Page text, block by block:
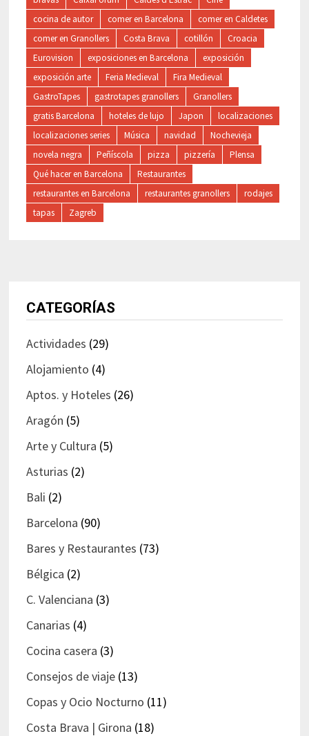
cocina de autor
comer en Barcelona
comer en Caldetes
comer en Granollers
Costa Brava cotillón
Croacia
Eurovision
exposiciones en Barcelona
exposición
exposición arte
Feria Medieval
Fira Medieval
GastroTapes
gastrotapes granollers
Granollers
gratis Barcelona
hoteles de lujo Japon
localizaciones
localizaciones series
Música navidad
Nochevieja
novela negra
Peñíscola pizza pizzería
Plensa
Qué hacer en Barcelona
Restaurantes
restaurantes en Barcelona
restaurantes granollers
rodajes
tapas
Zagreb
CATEGORÍAS
Actividades (29)
Alojamiento (4)
Aptos. y Hoteles (26)
Aragón (5)
Arte y Cultura (5)
Asturias (2)
Bali (2)
Barcelona (90)
Bares y Restaurantes (73)
Bélgica (2)
C. Valenciana (3)
Canarias (4)
Cocina casera (3)
Consejos de viaje(13)
Copas y Ocio Nocturno (11)
Costa Brava | Girona (18)